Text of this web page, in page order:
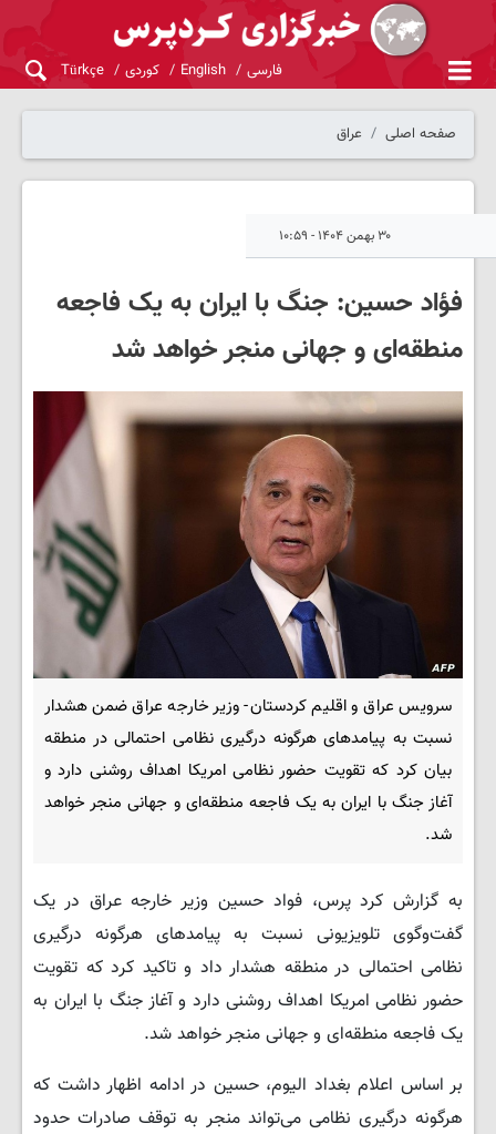
فارسی English کوردی Türkçe
صفحه اصلی عراق
۳۰ بهمن ۱۴۰۴ - ۱۰:۵۹
فؤاد حسین: جنگ با ایران به یک فاجعه
منطقه‌ای و جهانی منجر خواهد شد
سرویس عراق و اقلیم کردستان- وزیر خارجه عراق ضمن هشدار
نسبت به پیامدهای هرگونه درگیری نظامی احتمالی در منطقه
بیان کرد که تقویت حضور نظامی امریکا اهداف روشنی دارد و
آغاز جنگ با ایران به یک فاجعه منطقه‌ای و جهانی منجر خواهد
شد.
به گزارش کرد پرس، فواد حسین وزیر خارجه عراق در یک
گفت‌وگوی تلویزیونی نسبت به پیامدهای هرگونه درگیری
نظامی احتمالی در منطقه هشدار داد و تاکید کرد که تقویت
حضور نظامی امریکا اهداف روشنی دارد و آغاز جنگ با ایران به
یک فاجعه منطقه‌ای و جهانی منجر خواهد شد.
بر اساس اعلام بغداد الیوم، حسین در ادامه اظهار داشت که
هرگونه درگیری نظامی می‌تواند منجر به توقف صادرات حدود